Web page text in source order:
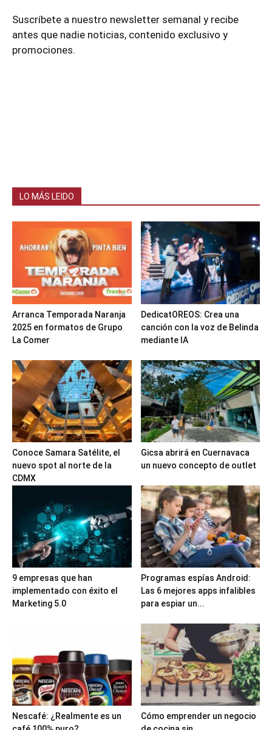
Suscríbete a nuestro newsletter semanal y recibe
antes que nadie noticias, contenido exclusivo y
promociones.
LO MÁS LEIDO
Arranca Temporada Naranja
2025 en formatos de Grupo
La Comer
DedicatOREOS: Crea una
canción con la voz de Belinda
mediante IA
Conoce Samara Satélite, el
nuevo spot al norte de la
CDMX
Gicsa abrirá en Cuernavaca
un nuevo concepto de outlet
9 empresas que han
implementado con éxito el
Marketing 5.0
Programas espías Android:
Las 6 mejores apps infalibles
para espiar un...
Nescafé: ¿Realmente es un
Cómo emprender un negocio